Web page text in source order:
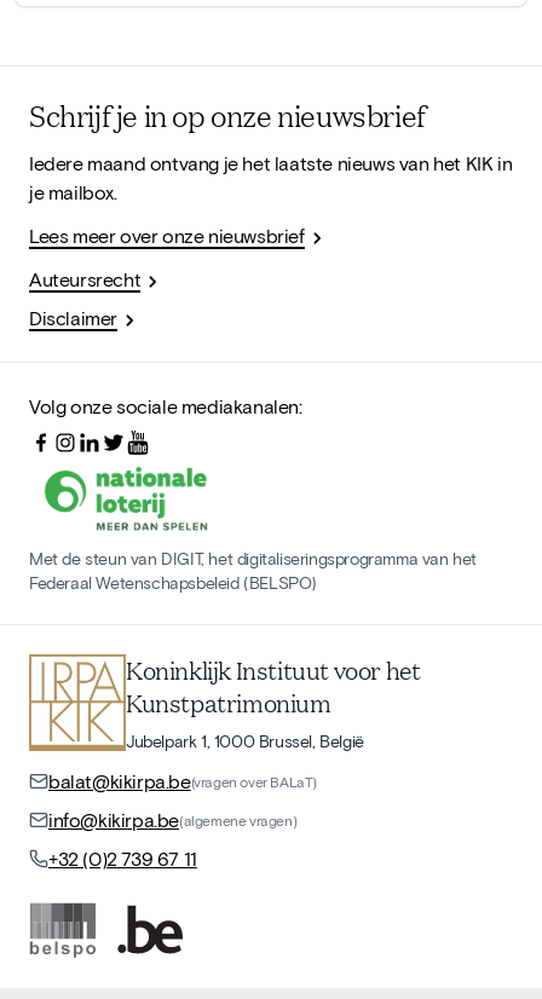
Schrijf je in op onze nieuwsbrief
Iedere maand ontvang je het laatste nieuws van het KIK in
je mailbox.
Lees meer over onze nieuwsbrief
Auteursrecht
Disclaimer
Volg onze sociale mediakanalen:
Met de steun van DIGIT, het digitaliseringsprogramma van het
Federaal Wetenschapsbeleid (BELSPO)
Koninklijk Instituut voor het
Kunstpatrimonium
Jubelpark 1, 1000 Brussel, België
balat@kikirpa.be(vragen over BALaT)
info@kikirpa.be(algemene vragen)
+32 (0)2 739 67 11